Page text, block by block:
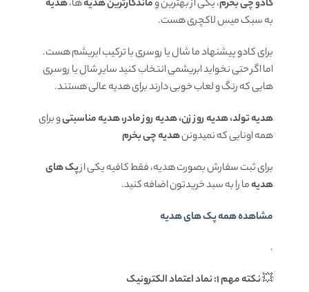
کادو چی بخرم، یکی از بهترین وماندگارترین هدیهها،هدیه
به سبک میس لاکچری هست.
برای کادو پیشنهاد ما شال یا روسری با ترکیب ابریشم هست.
اما اگر حتی نخواید ابریشمی انتخاب کنید سایر شال یا روسری
هایی که رنگ و لعاب خوبی دارند برای هدیه عالی هستند.
هدیه تولد، هدیه روز زن، هدیه روز مادر، هدیه مناسبتیو برای
همه اونایی که نمیدوننهدیه چی بخرم
برای ثبت سفارش بصورت هدیه، فقط کافیه یکی ازپک های
هدیهما را به سبد خریدتون اضافه کنید.
مشاهده همه پک های هدیه
.
💥نکته مهم 1: نماد اعتماد الکترونیک